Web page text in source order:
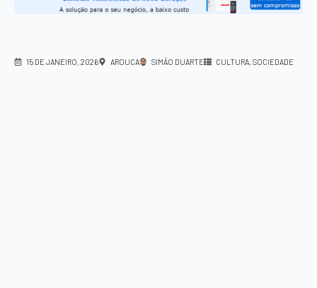
15 DE JANEIRO, 2026 AROUCA SIMÃO DUARTE CULTURA SOCIEDADE